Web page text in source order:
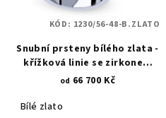
Snubní prsteny bílého zlata -
křížková linie se zirkonem
1230
od 66 700 Kč
Bílé zlato
KÓD: 1230/56-48-B.ZLATO